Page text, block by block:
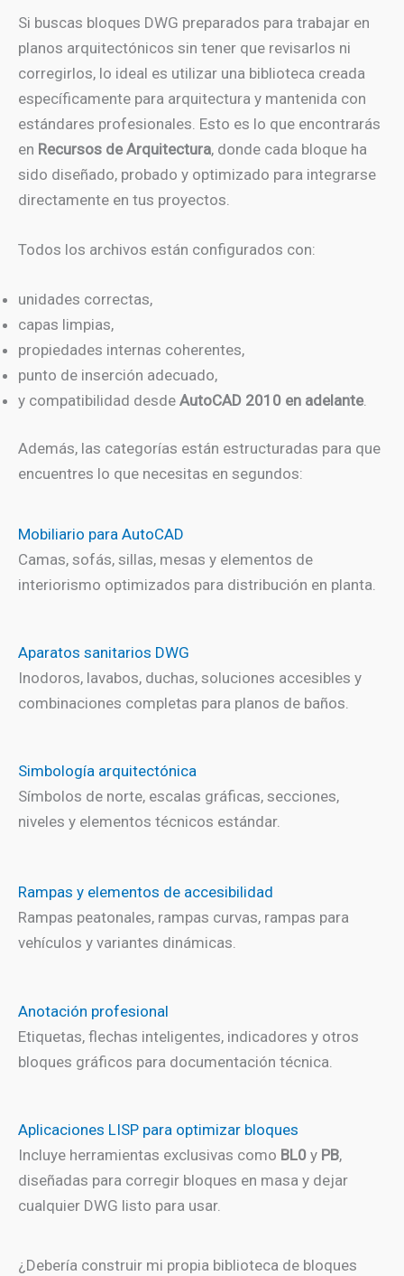
Si buscas bloques DWG preparados para trabajar en
planos arquitectónicos sin tener que revisarlos ni
corregirlos, lo ideal es utilizar una biblioteca creada
específicamente para arquitectura y mantenida con
estándares profesionales. Esto es lo que encontrarás
en Recursos de Arquitectura, donde cada bloque ha
sido diseñado, probado y optimizado para integrarse
directamente en tus proyectos.
Todos los archivos están configurados con:
unidades correctas,
capas limpias,
propiedades internas coherentes,
punto de inserción adecuado,
y compatibilidad desde AutoCAD 2010 en adelante.
Además, las categorías están estructuradas para que
encuentres lo que necesitas en segundos:
Mobiliario para AutoCAD
Camas, sofás, sillas, mesas y elementos de
interiorismo optimizados para distribución en planta.
Aparatos sanitarios DWG
Inodoros, lavabos, duchas, soluciones accesibles y
combinaciones completas para planos de baños.
Simbología arquitectónica
Símbolos de norte, escalas gráficas, secciones,
niveles y elementos técnicos estándar.
Rampas y elementos de accesibilidad
Rampas peatonales, rampas curvas, rampas para
vehículos y variantes dinámicas.
Anotación profesional
Etiquetas, flechas inteligentes, indicadores y otros
bloques gráficos para documentación técnica.
Aplicaciones LISP para optimizar bloques
Incluye herramientas exclusivas como BL0 y PB,
diseñadas para corregir bloques en masa y dejar
cualquier DWG listo para usar.
¿Debería construir mi propia biblioteca de bloques